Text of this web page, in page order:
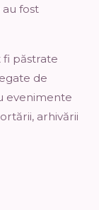
fost
păstrate
de
evenimente
arhivării